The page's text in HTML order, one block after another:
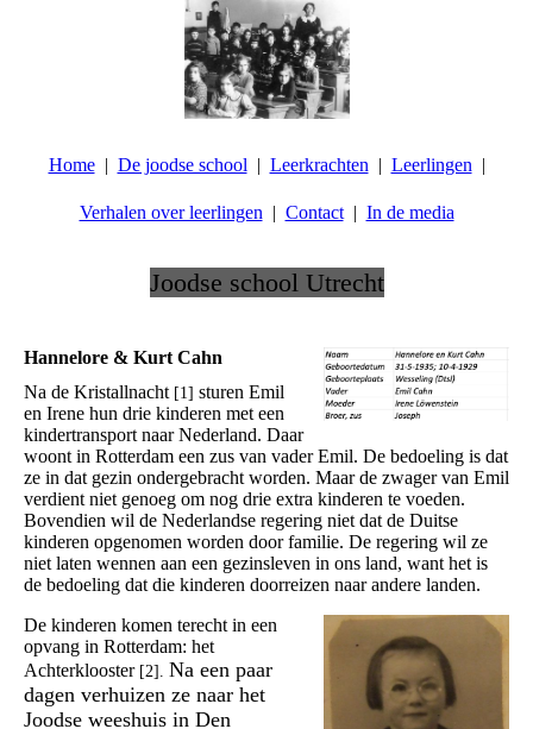
Home De joodse school Leerkrachten Leerlingen
Verhalen over leerlingen Contact In de media
Joodse school Utrecht
Hannelore & Kurt Cahn
Na de Kristallnacht [1] sturen Emil
en Irene hun drie kinderen met een
kindertransport naar Nederland. Daar
woont in Rotterdam een zus van vader Emil. De bedoeling is dat
ze in dat gezin ondergebracht worden. Maar de zwager van Emil
verdient niet genoeg om nog drie extra kinderen te voeden.
Bovendien wil de Nederlandse regering niet dat de Duitse
kinderen opgenomen worden door familie. De regering wil ze
niet laten wennen aan een gezinsleven in ons land, want het is
de bedoeling dat die kinderen doorreizen naar andere landen.
De kinderen komen terecht in een
opvang in Rotterdam: het
Achterklooster [2]. Na een paar
dagen verhuizen ze naar het
Joodse weeshuis in Den